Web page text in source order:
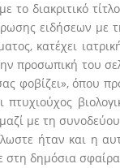
το διακριτικό
ειδήσεων με
κατέχει
προσωπική του
φοβίζει», όπου
πτυχιούχος
μαζί με τη
ήταν και η
στη δημόσια